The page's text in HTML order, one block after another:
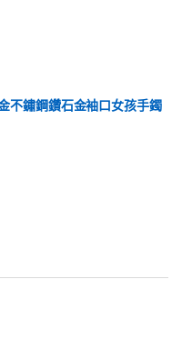
不鏽鋼鑽石金袖口女孩手鐲